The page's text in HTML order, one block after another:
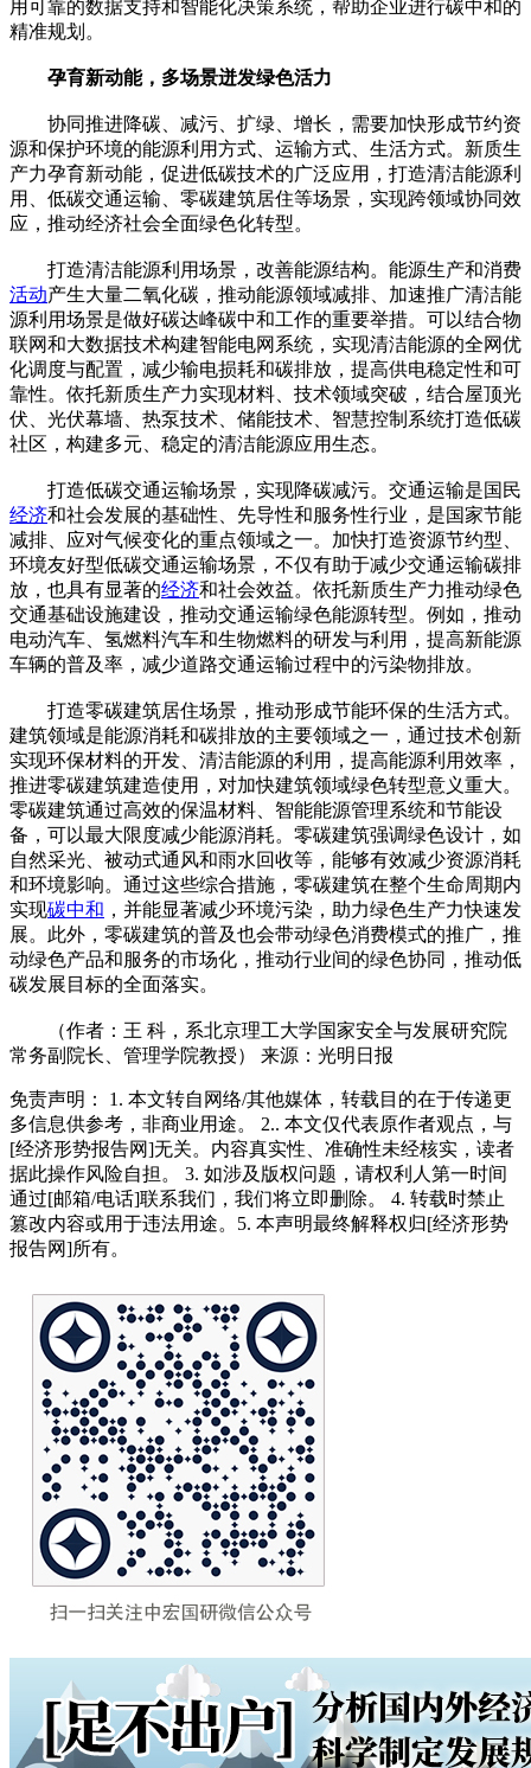
用可靠的数据支持和智能化决策系统，帮助企业进行碳中和的
精准规划。
孕育新动能，多场景迸发绿色活力
协同推进降碳、减污、扩绿、增长，需要加快形成节约资
源和保护环境的能源利用方式、运输方式、生活方式。新质生
产力孕育新动能，促进低碳技术的广泛应用，打造清洁能源利
用、低碳交通运输、零碳建筑居住等场景，实现跨领域协同效
应，推动经济社会全面绿色化转型。
打造清洁能源利用场景，改善能源结构。能源生产和消费
活动产生大量二氧化碳，推动能源领域减排、加速推广清洁能
源利用场景是做好碳达峰碳中和工作的重要举措。可以结合物
联网和大数据技术构建智能电网系统，实现清洁能源的全网优
化调度与配置，减少输电损耗和碳排放，提高供电稳定性和可
靠性。依托新质生产力实现材料、技术领域突破，结合屋顶光
伏、光伏幕墙、热泵技术、储能技术、智慧控制系统打造低碳
社区，构建多元、稳定的清洁能源应用生态。
打造低碳交通运输场景，实现降碳减污。交通运输是国民
经济和社会发展的基础性、先导性和服务性行业，是国家节能
减排、应对气候变化的重点领域之一。加快打造资源节约型、
环境友好型低碳交通运输场景，不仅有助于减少交通运输碳排
放，也具有显著的经济和社会效益。依托新质生产力推动绿色
交通基础设施建设，推动交通运输绿色能源转型。例如，推动
电动汽车、氢燃料汽车和生物燃料的研发与利用，提高新能源
车辆的普及率，减少道路交通运输过程中的污染物排放。
打造零碳建筑居住场景，推动形成节能环保的生活方式。
建筑领域是能源消耗和碳排放的主要领域之一，通过技术创新
实现环保材料的开发、清洁能源的利用，提高能源利用效率，
推进零碳建筑建造使用，对加快建筑领域绿色转型意义重大。
零碳建筑通过高效的保温材料、智能能源管理系统和节能设
备，可以最大限度减少能源消耗。零碳建筑强调绿色设计，如
自然采光、被动式通风和雨水回收等，能够有效减少资源消耗
和环境影响。通过这些综合措施，零碳建筑在整个生命周期内
实现碳中和 ，并能显著减少环境污染，助力绿色生产力快速发
展。此外，零碳建筑的普及也会带动绿色消费模式的推广，推
动绿色产品和服务的市场化，推动行业间的绿色协同，推动低
碳发展目标的全面落实。
（作者：王 科，系北京理工大学国家安全与发展研究院
常务副院长、管理学院教授） 来源：光明日报
免责声明： 1. 本文转自网络/其他媒体，转载目的在于传递更
多信息供参考，非商业用途。 2.. 本文仅代表原作者观点，与
[经济形势报告网]无关。内容真实性、准确性未经核实，读者
据此操作风险自担。 3. 如涉及版权问题，请权利人第一时间
通过[邮箱/电话]联系我们，我们将立即删除。 4. 转载时禁止
篡改内容或用于违法用途。5. 本声明最终解释权归[经济形势
报告网]所有。